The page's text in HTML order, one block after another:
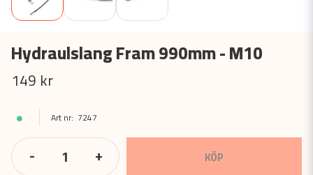
Hydraulslang Fram 990mm - M10
149 kr
7247
- + KÖP